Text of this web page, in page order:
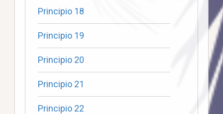
Principio 18
Principio 19
Principio 20
Principio 21
Principio 22